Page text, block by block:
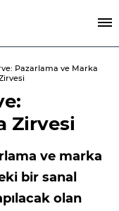
Pazarlama ve Marka
Zirvesi
ve marka
bir sanal
olan